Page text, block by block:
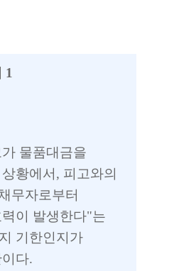
1
물품대금을
황에서, 피고와의
무자로부터
이 발생한다"는
기한인지가
다.